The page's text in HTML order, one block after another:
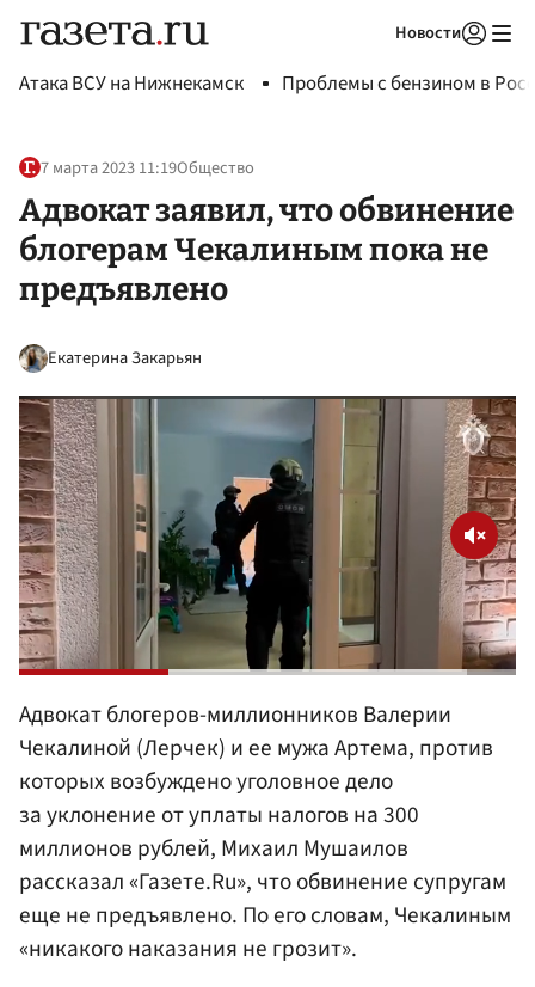
Новости
Атака ВСУ на Нижнекамск Проблемы с бензином в
7 марта 2023 11:19Общество
Адвокат заявил, что обвинение
блогерам Чекалиным пока не
предъявлено
Екатерина Закарьян
Адвокат блогеров-миллионников Валерии
Чекалиной (Лерчек) и ее мужа Артема, против
которых возбуждено уголовное дело
за уклонение от уплаты налогов на 300
миллионов рублей, Михаил Мушаилов
рассказал «Газете.Ru», что обвинение супругам
еще не предъявлено. По его словам, Чекалиным
«никакого наказания не грозит».